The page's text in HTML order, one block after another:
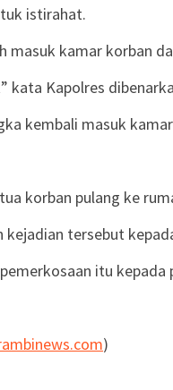
istirahat.
kamar korban
Kapolres
kembali masuk
korban pulang ke
tersebut
itu kepada
)